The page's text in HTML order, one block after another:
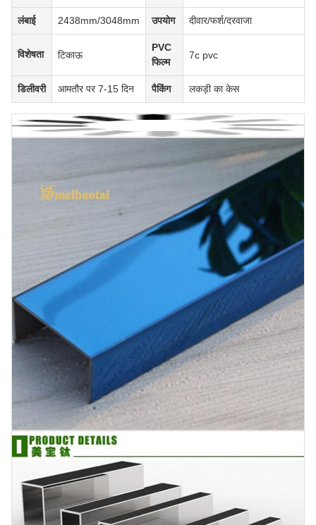
लंबाई 2438mm/3048mm उपयोग दीवार/फर्श/दरवाजा
विशेषता टिकाऊ
PVC
फिल्म
7c pvc
डिलीवरी आमतौर पर 7-15 दिन पैकिंग लकड़ी का केस